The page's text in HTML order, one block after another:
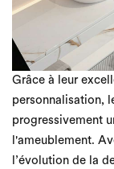
Grâce à leur
personnalisation,
progressivement
l'ameublement.
l’évolution de la